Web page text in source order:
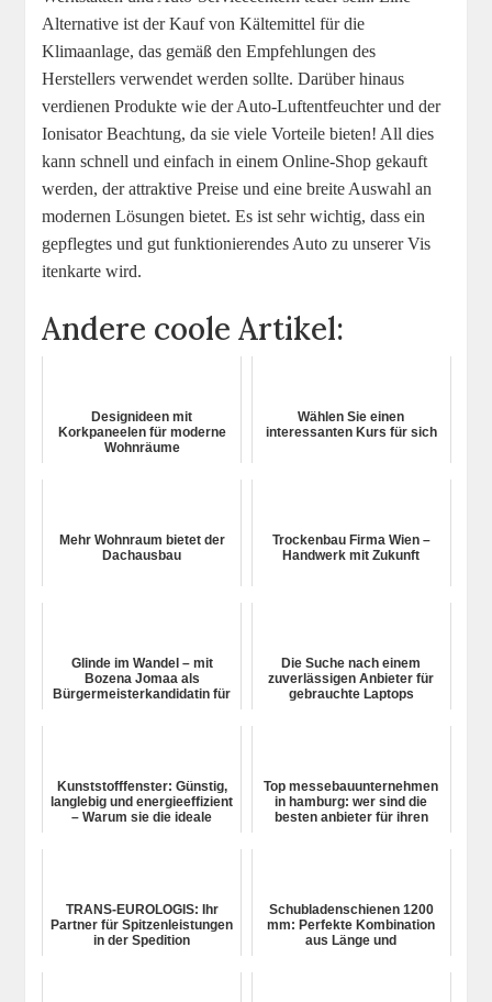
Alternative ist der Kauf von Kältemittel für die
Klimaanlage, das gemäß den Empfehlungen des
Herstellers verwendet werden sollte. Darüber hinaus
verdienen Produkte wie der Auto-Luftentfeuchter und der
Ionisator Beachtung, da sie viele Vorteile bieten! All dies
kann schnell und einfach in einem Online-Shop gekauft
werden, der attraktive Preise und eine breite Auswahl an
modernen Lösungen bietet. Es ist sehr wichtig, dass ein
gepflegtes und gut funktionierendes Auto zu unserer Vis
itenkarte wird.
Andere coole Artikel:
Designideen mit
Korkpaneelen für moderne
Wohnräume
Wählen Sie einen
interessanten Kurs für sich
Mehr Wohnraum bietet der
Dachausbau
Trockenbau Firma Wien –
Handwerk mit Zukunft
Glinde im Wandel – mit
Bozena Jomaa als
Bürgermeisterkandidatin für
Die Suche nach einem
zuverlässigen Anbieter für
gebrauchte Laptops
Kunststofffenster: Günstig,
langlebig und energieeffizient
– Warum sie die ideale
Top messebauunternehmen
in hamburg: wer sind die
besten anbieter für ihren
TRANS-EUROLOGIS: Ihr
Partner für Spitzenleistungen
in der Spedition
Schubladenschienen 1200
mm: Perfekte Kombination
aus Länge und